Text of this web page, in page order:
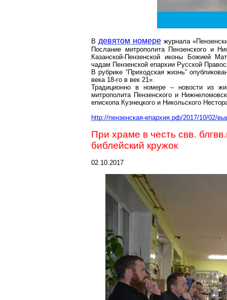
В девятом номережурнала
Послание митрополита Пензенского и
Казанской-Пензенской иконы Божией
чадам Пензенской епархии Русской
В рубрике “Приходская жизнь”
века 18-го в век 21».
Традиционно в номере – новости из
митрополита Пензенского и
епископа Кузнецкого и Никольского
http://пензенская-епархия.рф/2017/10/02/
При храме в честьсвв. блгвв
библейский кружок
02.10.2017